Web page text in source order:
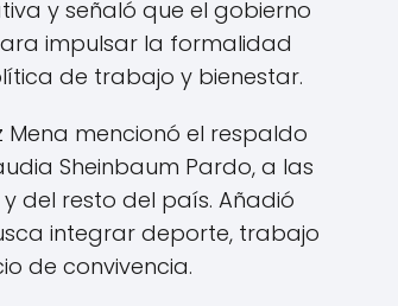
y señaló que el gobierno
impulsar la formalidad
de trabajo y bienestar.
Mena mencionó el respaldo
Sheinbaum Pardo, a las
del resto del país. Añadió
integrar deporte, trabajo
de convivencia.